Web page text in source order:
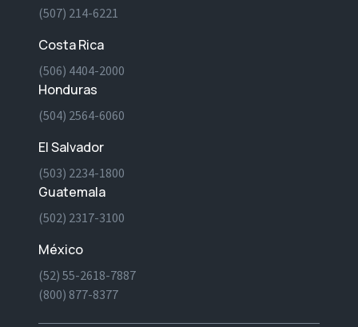
(507) 214-6221
Costa Rica
(506) 4404-2000
Honduras
(504) 2564-6060
El Salvador
(503) 2234-1800
Guatemala
(502) 2317-3100
México
(52) 55-2618-7887
(800) 877-8377